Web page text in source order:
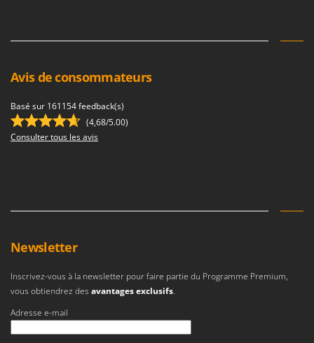
Avis de consommateurs
Basé sur 161154 feedback(s)
(4,68/5.00)
Consulter tous les avis
Newsletter
Inscrivez-vous à la newsletter pour faire partie du Programme Premium,
vous obtiendrez des avantages exclusifs.
Adresse e-mail